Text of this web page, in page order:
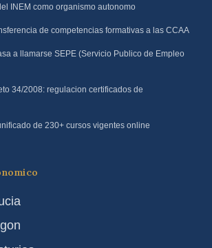
INEM como organismo autonomo
de competencias formativas a las CCAA
a llamarse SEPE (Servicio Publico de Empleo
34/2008: regulacion certificados de
de 230+ cursos vigentes online